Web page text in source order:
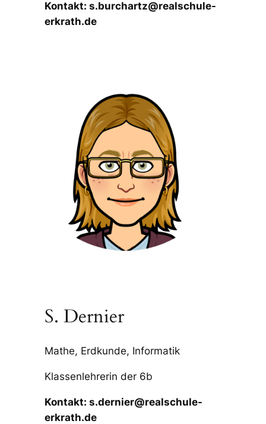
Kontakt: s.burchartz@realschule-
erkrath.de
S. Dernier
Mathe, Erdkunde, Informatik
Klassenlehrerin der 6b
Kontakt: s.dernier@realschule-
erkrath.de